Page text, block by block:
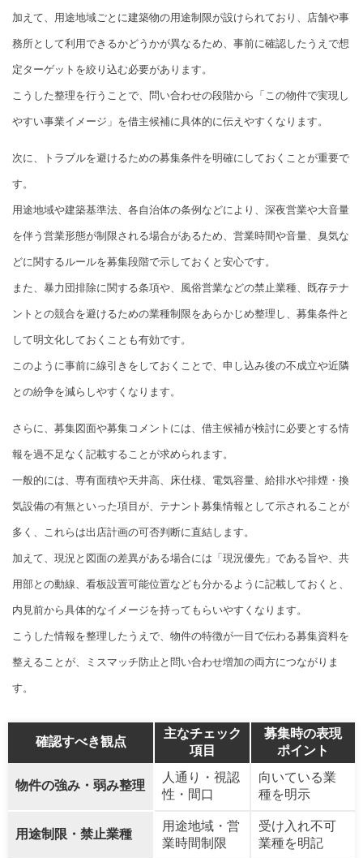
加えて、用途地域ごとに建築物の用途制限が設けられており、店舗や事
務所として利用できるかどうかが異なるため、事前に確認したうえで想
定ターゲットを絞り込む必要があります。
こうした整理を行うことで、問い合わせの段階から「この物件で実現し
やすい事業イメージ」を借主候補に具体的に伝えやすくなります。
次に、トラブルを避けるための募集条件を明確にしておくことが重要で
す。
用途地域や建築基準法、各自治体の条例などにより、深夜営業や大音量
を伴う営業形態が制限される場合があるため、営業時間や音量、臭気な
どに関するルールを募集段階で示しておくと安心です。
また、暴力団排除に関する条項や、風俗営業などの禁止業種、既存テナ
ントとの競合を避けるための業種制限をあらかじめ整理し、募集条件と
して明文化しておくことも有効です。
このように事前に線引きをしておくことで、申し込み後の不成立や近隣
との紛争を減らしやすくなります。
さらに、募集図面や募集コメントには、借主候補が検討に必要とする情
報を過不足なく記載することが求められます。
一般的には、専有面積や天井高、床仕様、電気容量、給排水や排煙・換
気設備の有無といった項目が、テナント募集情報として示されることが
多く、これらは出店計画の可否判断に直結します。
加えて、現況と図面の差異がある場合には「現況優先」である旨や、共
用部との動線、看板設置可能位置なども分かるように記載しておくと、
内見前から具体的なイメージを持ってもらいやすくなります。
こうした情報を整理したうえで、物件の特徴が一目で伝わる募集資料を
整えることが、ミスマッチ防止と問い合わせ増加の両方につながりま
す。
確認すべき観点
主なチェック
項目
募集時の表現
ポイント
物件の強み・弱み整理
人通り・視認
性・間口
向いている業
種を明示
用途制限・禁止業種
用途地域・営
業時間制限
受け入れ不可
業種を明記